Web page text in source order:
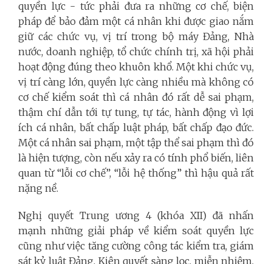
quyền lực - tức phải đưa ra những cơ chế, biện
pháp để bảo đảm một cá nhân khi được giao nắm
giữ các chức vụ, vị trí trong bộ máy Đảng, Nhà
nước, doanh nghiệp, tổ chức chính trị, xã hội phải
hoạt động đúng theo khuôn khổ. Một khi chức vụ,
vị trí càng lớn, quyền lực càng nhiều mà không có
cơ chế kiểm soát thì cá nhân đó rất dễ sai phạm,
thậm chí dẫn tới tự tung, tự tác, hành động vì lợi
ích cá nhân, bất chấp luật pháp, bất chấp đạo đức.
Một cá nhân sai phạm, một tập thể sai phạm thì đó
là hiện tượng, còn nếu xảy ra có tính phổ biến, liên
quan từ “lỗi cơ chế”, “lỗi hệ thống” thì hậu quả rất
nặng nề.
Nghị quyết Trung ương 4 (khóa XII) đã nhấn
mạnh những giải pháp về kiểm soát quyền lực
cũng như việc tăng cường công tác kiểm tra, giám
sát kỷ luật Đảng. Kiên quyết sàng lọc, miễn nhiệm,